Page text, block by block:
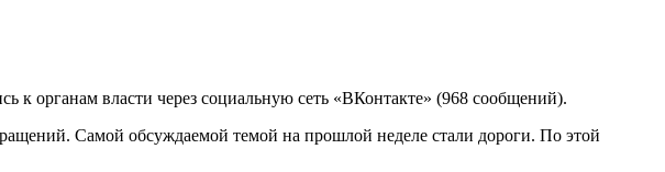
к органам власти через социальную сеть «ВКонтакте» (968 сообщений).
Самой обсуждаемой темой на прошлой неделе стали дороги. По этой